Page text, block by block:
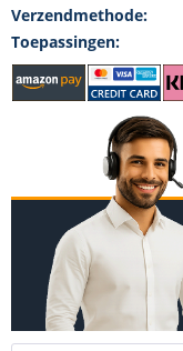
Verzendmethode:
Toepassingen: